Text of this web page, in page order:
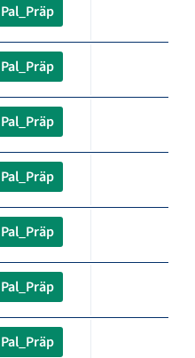
Pal_Präp
Pal_Präp
Pal_Präp
Pal_Präp
Pal_Präp
Pal_Präp
Pal_Präp